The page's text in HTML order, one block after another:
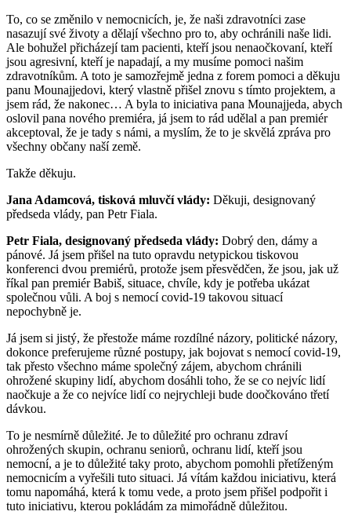
To, co se změnilo v nemocnicích, je, že naši zdravotníci zase
nasazují své životy a dělají všechno pro to, aby ochránili naše lidi.
Ale bohužel přicházejí tam pacienti, kteří jsou nenaočkovaní, kteří
jsou agresivní, kteří je napadají, a my musíme pomoci našim
zdravotníkům. A toto je samozřejmě jedna z forem pomoci a děkuju
panu Mounajjedovi, který vlastně přišel znovu s tímto projektem, a
jsem rád, že nakonec… A byla to iniciativa pana Mounajjeda, abych
oslovil pana nového premiéra, já jsem to rád udělal a pan premiér
akceptoval, že je tady s námi, a myslím, že to je skvělá zpráva pro
všechny občany naší země.
Takže děkuju.
Jana Adamcová, tisková mluvčí vlády: Děkuji, designovaný
předseda vlády, pan Petr Fiala.
Petr Fiala, designovaný předseda vlády: Dobrý den, dámy a
pánové. Já jsem přišel na tuto opravdu netypickou tiskovou
konferenci dvou premiérů, protože jsem přesvědčen, že jsou, jak už
říkal pan premiér Babiš, situace, chvíle, kdy je potřeba ukázat
společnou vůli. A boj s nemocí covid-19 takovou situací
nepochybně je.
Já jsem si jistý, že přestože máme rozdílné názory, politické názory,
dokonce preferujeme různé postupy, jak bojovat s nemocí covid-19,
tak přesto všechno máme společný zájem, abychom chránili
ohrožené skupiny lidí, abychom dosáhli toho, že se co nejvíc lidí
naočkuje a že co nejvíce lidí co nejrychleji bude doočkováno třetí
dávkou.
To je nesmírně důležité. Je to důležité pro ochranu zdraví
ohrožených skupin, ochranu seniorů, ochranu lidí, kteří jsou
nemocní, a je to důležité taky proto, abychom pomohli přetíženým
nemocnicím a vyřešili tuto situaci. Já vítám každou iniciativu, která
tomu napomáhá, která k tomu vede, a proto jsem přišel podpořit i
tuto iniciativu, kterou pokládám za mimořádně důležitou.